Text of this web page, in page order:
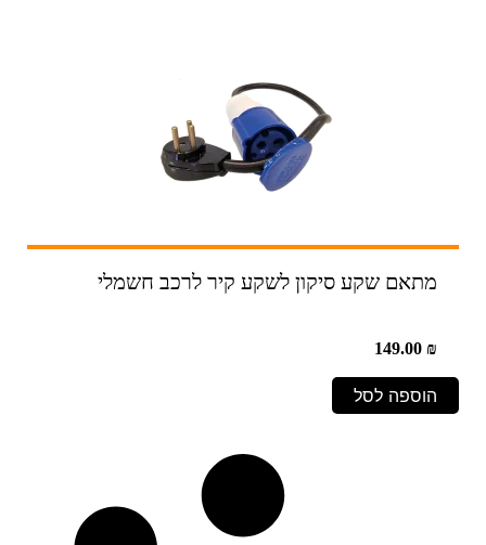
מתאם שקע סיקון לשקע קיר לרכב חשמלי
149.00₪
הוספה לסל